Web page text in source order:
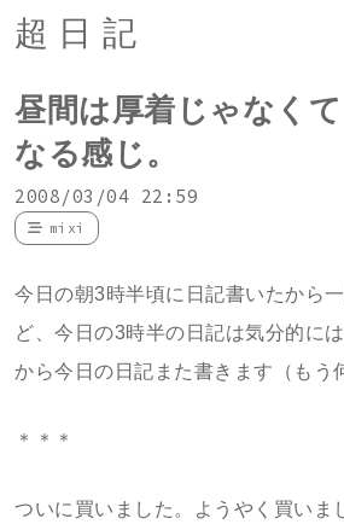
超日記
昼間は厚着じゃなく
なる感じ。
2008/03/04 22:59
mixi
今日の朝3時半頃に日記書いたから
ど、今日の3時半の日記は気分的に
から今日の日記また書きます（もう
＊＊＊
ついに買いました。ようやく買いま